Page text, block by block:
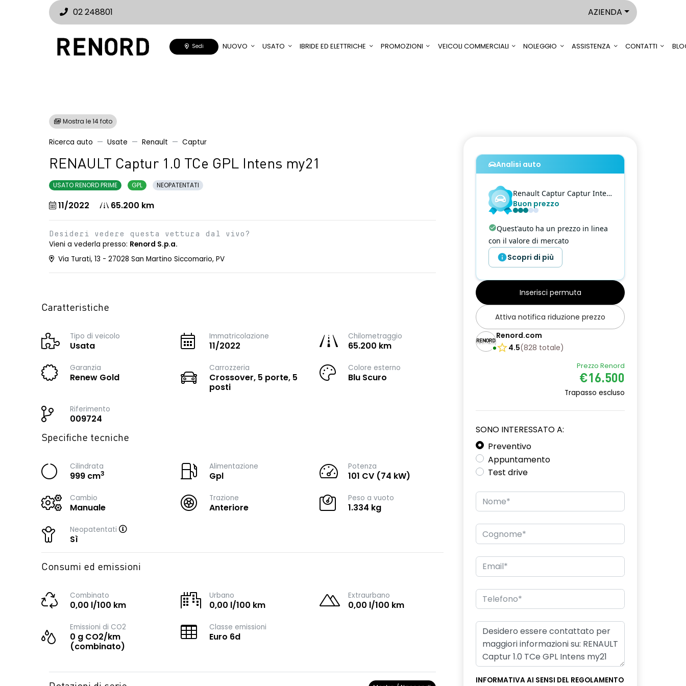
02 248801 AZIENDA
Sedi NUOVO USATO IBRIDE ED ELETTRICHE PROMOZIONI VEICOLI COMMERCIALI NOLEGGIO ASSISTENZA CONTATTI
Mostra le 14 foto
Ricerca auto Usate Renault Captur
RENAULT Captur 1.0 TCe GPL Intens my21
USATO RENORD PRIME GPL NEOPATENTATI
11/2022 65.200 km
Desideri vedere questa vettura dal vivo?
Vieni a vederla presso: Renord S.p.a.
Via Turati, 13 - 27028 San Martino Siccomario, PV
Caratteristiche
Tipo di veicolo
Usata
Immatricolazione
11/2022
Chilometraggio
65.200 km
Garanzia
Renew Gold
Carrozzeria
Crossover, 5 porte, 5
posti
Colore esterno
Blu Scuro
Riferimento
009724
Specifiche tecniche
Cilindrata
999 cm3
Alimentazione
Gpl
Potenza
101 CV (74 kW)
Cambio
Manuale
Trazione
Anteriore
Peso a vuoto
1.334 kg
Neopatentati
Sì
Consumi ed emissioni
Combinato
0,00 l/100 km
Urbano
0,00 l/100 km
Extraurbano
0,00 l/100 km
Emissioni di CO2
0 g CO2/km
(combinato)
Classe emissioni
Euro 6d
Analisi auto
Renault Captur Captur Intens - 1.0 tce Intens Gpl 100cv my21
Buon prezzo
Quest'auto ha un prezzo in linea
con il valore di mercato
Scopri di più
Inserisci permuta
Attiva notifica riduzione prezzo
Renord.com
4.5(828 totale)
Prezzo Renord
€16.500
Trapasso escluso
SONO INTERESSATO A:
Preventivo
Appuntamento
Test drive
INFORMATIVA AI SENSI DEL REGOLAMENTO